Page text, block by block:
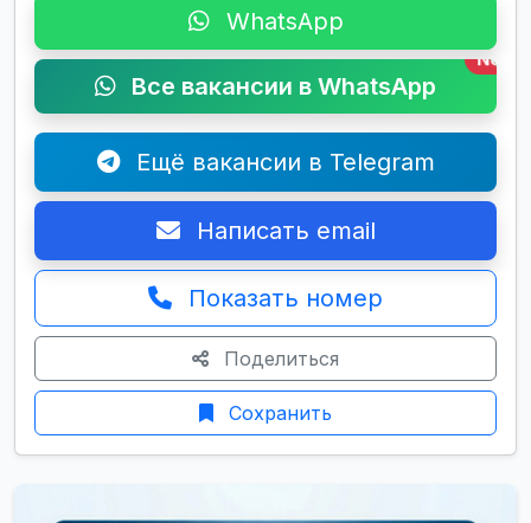
WhatsApp
Все вакансии в WhatsApp
New
Ещё вакансии в Telegram
Написать email
Показать номер
Поделиться
Сохранить